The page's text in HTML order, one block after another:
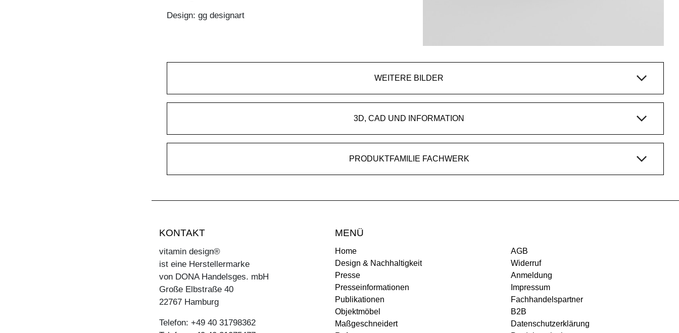
Design: gg designart
WEITERE BILDER
3D, CAD UND INFORMATION
PRODUKTFAMILIE FACHWERK
KONTAKT
vitamin design®
ist eine Herstellermarke
von DONA Handelsges. mbH
Große Elbstraße 40
22767 Hamburg
Telefon: +49 40 31798362
MENÜ
Home
Design & Nachhaltigkeit
Presse
Presseinformationen
Publikationen
Objektmöbel
Maßgeschneidert
AGB
Widerruf
Anmeldung
Impressum
Fachhandelspartner
B2B
Datenschutzerklärung